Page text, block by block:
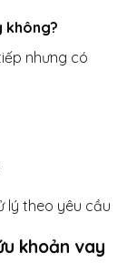
không?
nhưng có
lý theo yêu cầu
khoản vay